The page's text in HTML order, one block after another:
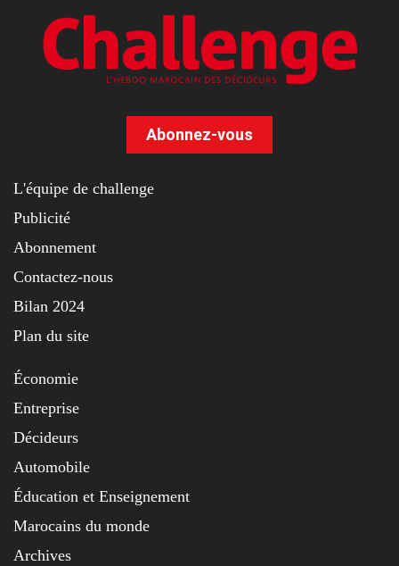
Abonnez-vous
L'équipe de challenge
Publicité
Abonnement
Contactez-nous
Bilan 2024
Plan du site
Économie
Entreprise
Décideurs
Automobile
Éducation et Enseignement
Marocains du monde
Archives